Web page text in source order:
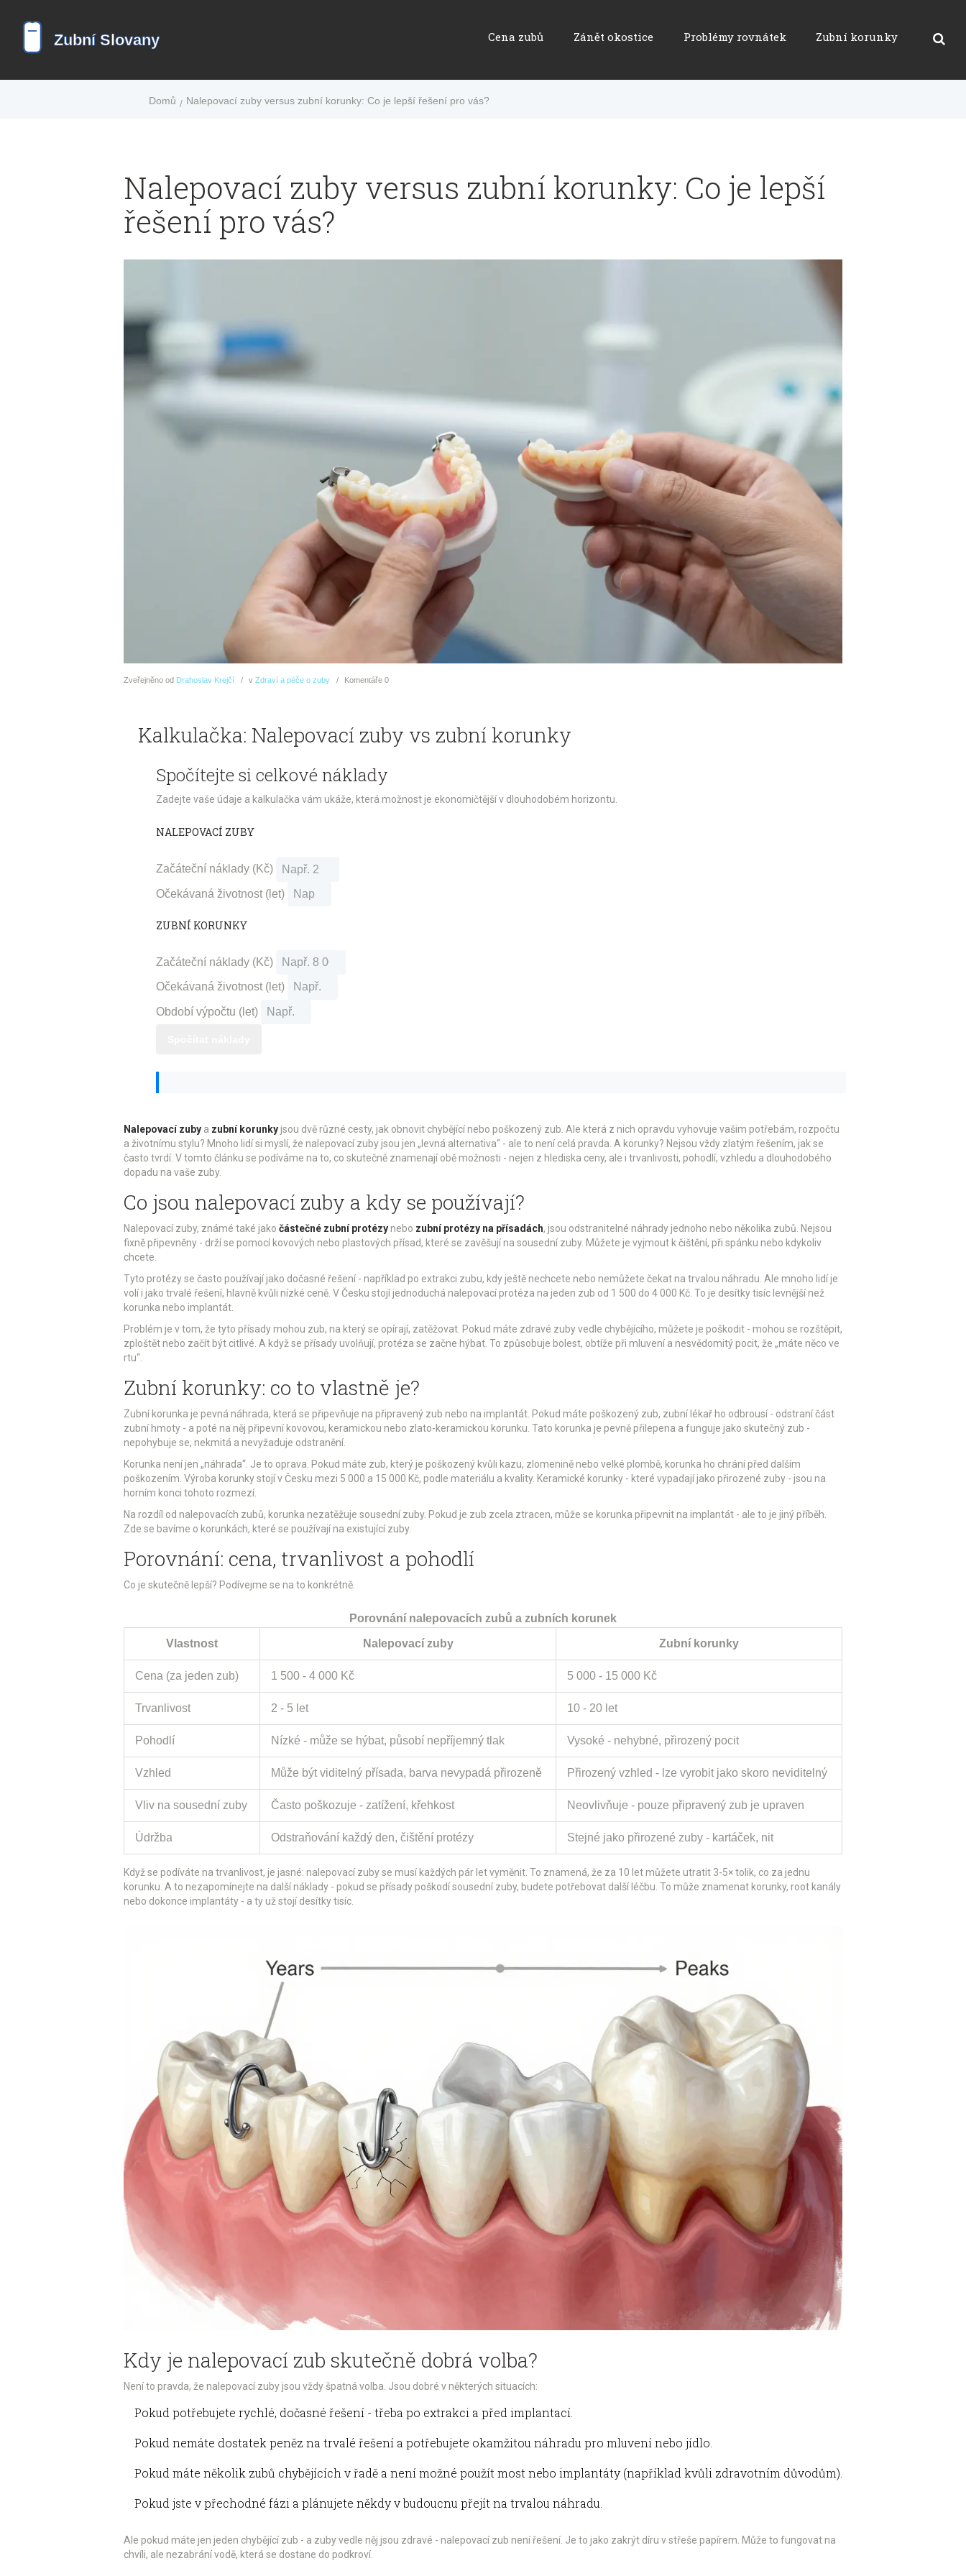
Cena zubů Zánět okostice Problémy rovnátek Zubní korunky
Domů Nalepovací zuby versus zubní korunky: Co je lepší řešení pro vás?
Nalepovací zuby versus zubní korunky: Co je lepší
řešení pro vás?
Zveřejněno od Drahoslav Krejčí v Zdraví a péče o zuby Komentáře 0
Kalkulačka: Nalepovací zuby vs zubní korunky
Spočítejte si celkové náklady
Zadejte vaše údaje a kalkulačka vám ukáže, která možnost je ekonomičtější v dlouhodobém horizontu.
NALEPOVACÍ ZUBY
Začáteční náklady (Kč)
Očekávaná životnost (let)
ZUBNÍ KORUNKY
Začáteční náklady (Kč)
Očekávaná životnost (let)
Období výpočtu (let)
Nalepovací zuby a zubní korunkyjsou dvě různé cesty, jak obnovit chybějící nebo poškozený zub. Ale která z nich opravdu vyhovuje vašim potřebám, rozpočtu
a životnímu stylu? Mnoho lidí si myslí, že nalepovací zuby jsou jen „levná alternativa“ - ale to není celá pravda. A korunky? Nejsou vždy zlatým řešením, jak se
často tvrdí. V tomto článku se podíváme na to, co skutečně znamenají obě možnosti - nejen z hlediska ceny, ale i trvanlivosti, pohodlí, vzhledu a dlouhodobého
dopadu na vaše zuby.
Co jsou nalepovací zuby a kdy se používají?
Nalepovací zuby, známé také jako částečné zubní protézynebo zubní protézy na přísadách, jsou odstranitelné náhrady jednoho nebo několika zubů. Nejsou
fixně připevněny - drží se pomocí kovových nebo plastových přísad, které se zavěšují na sousední zuby. Můžete je vyjmout k čištění, při spánku nebo kdykoliv
chcete.
Tyto protézy se často používají jako dočasné řešení - například po extrakci zubu, kdy ještě nechcete nebo nemůžete čekat na trvalou náhradu. Ale mnoho lidí je
volí i jako trvalé řešení, hlavně kvůli nízké ceně. V Česku stojí jednoduchá nalepovací protéza na jeden zub od 1 500 do 4 000 Kč. To je desítky tisíc levnější než
korunka nebo implantát.
Problém je v tom, že tyto přísady mohou zub, na který se opírají, zatěžovat. Pokud máte zdravé zuby vedle chybějícího, můžete je poškodit - mohou se rozštěpit,
zploštět nebo začít být citlivé. A když se přísady uvolňují, protéza se začne hýbat. To způsobuje bolest, obtíže při mluvení a nesvědomitý pocit, že „máte něco ve
rtu“.
Zubní korunky: co to vlastně je?
Zubní korunka je pevná náhrada, která se připevňuje na připravený zub nebo na implantát. Pokud máte poškozený zub, zubní lékař ho odbrousí - odstraní část
zubní hmoty - a poté na něj připevní kovovou, keramickou nebo zlato-keramickou korunku. Tato korunka je pevně přilepena a funguje jako skutečný zub -
nepohybuje se, nekmitá a nevyžaduje odstranění.
Korunka není jen „náhrada“. Je to oprava. Pokud máte zub, který je poškozený kvůli kazu, zlomenině nebo velké plombě, korunka ho chrání před dalším
poškozením. Výroba korunky stojí v Česku mezi 5 000 a 15 000 Kč, podle materiálu a kvality. Keramické korunky - které vypadají jako přirozené zuby - jsou na
horním konci tohoto rozmezí.
Na rozdíl od nalepovacích zubů, korunka nezatěžuje sousední zuby. Pokud je zub zcela ztracen, může se korunka připevnit na implantát - ale to je jiný příběh.
Zde se bavíme o korunkách, které se používají na existující zuby.
Porovnání: cena, trvanlivost a pohodlí
Co je skutečně lepší? Podívejme se na to konkrétně.
Porovnání nalepovacích zubů a zubních korunek
Vlastnost Nalepovací zuby Zubní korunky
Cena (za jeden zub) 1 500 - 4 000 Kč 5 000 - 15 000 Kč
Trvanlivost 2 - 5 let 10 - 20 let
Pohodlí Nízké - může se hýbat, působí nepříjemný tlak Vysoké - nehybné, přirozený pocit
Vzhled Může být viditelný přísada, barva nevypadá přirozeně Přirozený vzhled - lze vyrobit jako skoro neviditelný
Vliv na sousední zuby Často poškozuje - zatížení, křehkost Neovlivňuje - pouze připravený zub je upraven
Údržba Odstraňování každý den, čištění protézy Stejné jako přirozené zuby - kartáček, nit
Když se podíváte na trvanlivost, je jasné: nalepovací zuby se musí každých pár let vyměnit. To znamená, že za 10 let můžete utratit 3-5× tolik, co za jednu
korunku. A to nezapomínejte na další náklady - pokud se přísady poškodí sousední zuby, budete potřebovat další léčbu. To může znamenat korunky, root kanály
nebo dokonce implantáty - a ty už stojí desítky tisíc.
Kdy je nalepovací zub skutečně dobrá volba?
Není to pravda, že nalepovací zuby jsou vždy špatná volba. Jsou dobré v některých situacích:
Pokud potřebujete rychlé, dočasné řešení - třeba po extrakci a před implantací.
Pokud nemáte dostatek peněz na trvalé řešení a potřebujete okamžitou náhradu pro mluvení nebo jídlo.
Pokud máte několik zubů chybějících v řadě a není možné použít most nebo implantáty (například kvůli zdravotním důvodům).
Pokud jste v přechodné fázi a plánujete někdy v budoucnu přejít na trvalou náhradu.
Ale pokud máte jen jeden chybějící zub - a zuby vedle něj jsou zdravé - nalepovací zub není řešení. Je to jako zakrýt díru v střeše papírem. Může to fungovat na
chvíli, ale nezabrání vodě, která se dostane do podkroví.